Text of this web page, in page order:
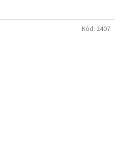
Kód: 2407